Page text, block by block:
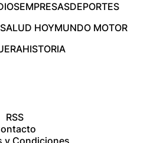
EMPRESASDEPORTES
HOYMUNDO MOTOR
HISTORIA
RSS